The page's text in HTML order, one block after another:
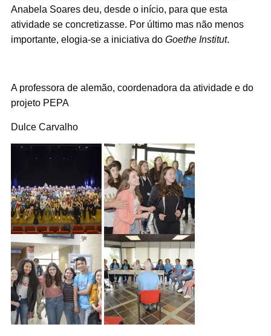
Anabela Soares deu, desde o início, para que esta
atividade se concretizasse. Por último mas não menos
importante, elogia-se a iniciativa do Goethe Institut.
A professora de alemão, coordenadora da atividade e do
projeto PEPA
Dulce Carvalho